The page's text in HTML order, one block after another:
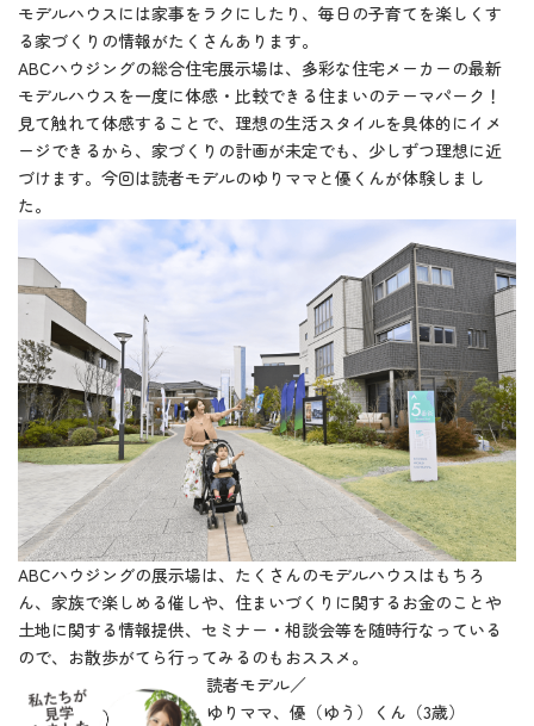
モデルハウスには家事をラクにしたり、毎日の子育てを楽しくす
る家づくりの情報がたくさんあります。
ABCハウジングの総合住宅展示場は、多彩な住宅メーカーの最新
モデルハウスを一度に体感・比較できる住まいのテーマパーク！
見て触れて体感することで、理想の生活スタイルを具体的にイメ
ージできるから、家づくりの計画が未定でも、少しずつ理想に近
づけます。今回は読者モデルのゆりママと優くんが体験しまし
た。
ABCハウジングの展示場は、たくさんのモデルハウスはもちろ
ん、家族で楽しめる催しや、住まいづくりに関するお金のことや
土地に関する情報提供、セミナー・相談会等を随時行なっている
ので、お散歩がてら行ってみるのもおススメ。
読者モデル／
ゆりママ、優（ゆう）くん（3歳）